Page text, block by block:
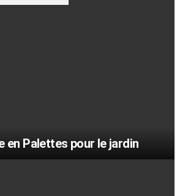
en Palettes pour le jardin